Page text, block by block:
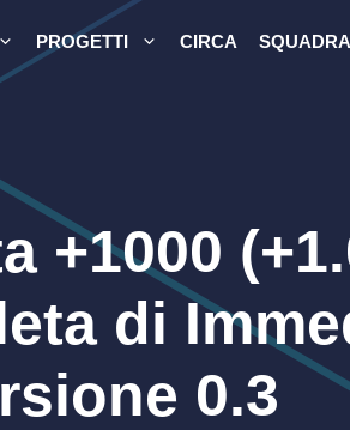
PROGETTI CIRCA SQUADRA
+1000
di
0.3